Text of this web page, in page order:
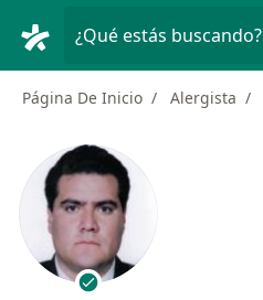
¿Qué estás buscando?
Página De Inicio Alergista